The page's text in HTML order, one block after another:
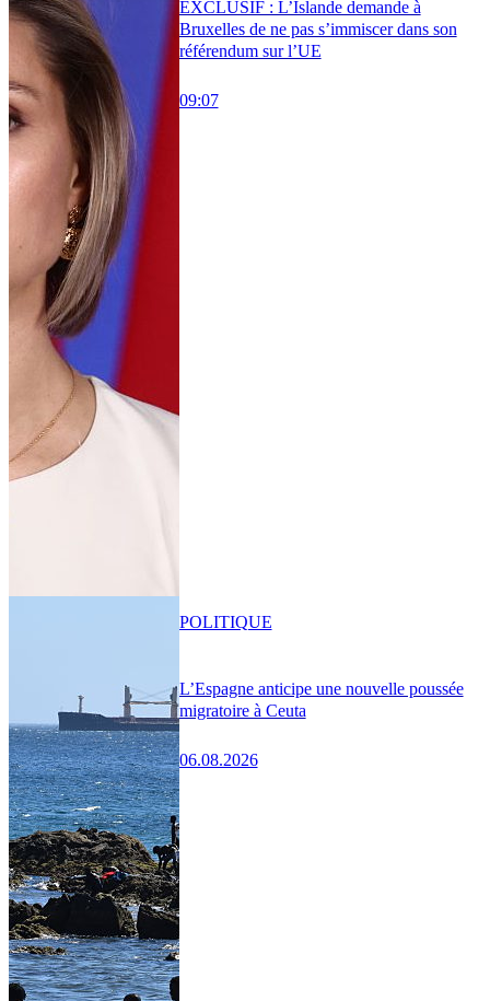
EXCLUSIF : L’Islande demande à
Bruxelles de ne pas s’immiscer dans son
référendum sur l’UE
09:07
L’Espagne anticipe une nouvelle poussée
migratoire à Ceuta
06.08.2026
POLITIQUE